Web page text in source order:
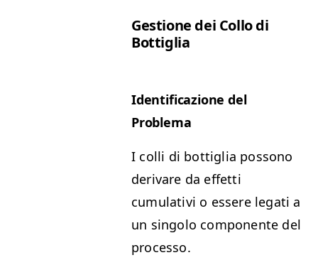
Gestione dei Collo di
Bottiglia
Identificazione del
Problema
I colli di bottiglia possono
derivare da effetti
cumulativi o essere legati a
un singolo componente del
processo.